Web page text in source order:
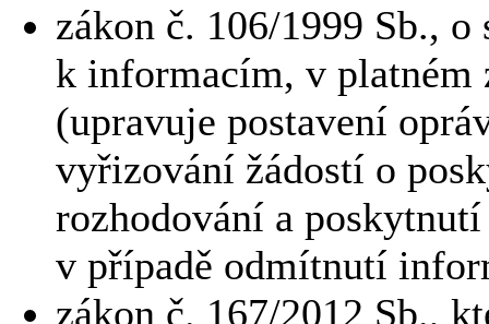
zákon č. 106/1999 Sb.,
k informacím, v platném
(upravuje postavení
vyřizování žádostí o
rozhodování a
v případě odmítnutí
zákon č. 167/2012 Sb.,